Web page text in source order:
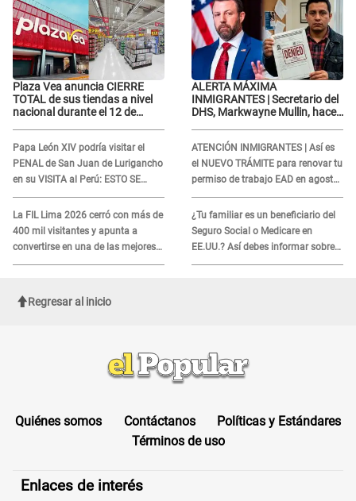
Plaza Vea anuncia CIERRE
TOTAL de sus tiendas a nivel
nacional durante el 12 de
Papa León XIV podría visitar el
PENAL de San Juan de Lurigancho
en su VISITA al Perú: ESTO SE
SABE
La FIL Lima 2026 cerró con más de
400 mil visitantes y apunta a
convertirse en una de las mejores
ferias de Latinoamérica
ALERTA MÁXIMA
INMIGRANTES | Secretario del
DHS, Markwayne Mullin, hace
ATENCIÓN INMIGRANTES | Así es
el NUEVO TRÁMITE para renovar tu
permiso de trabajo EAD en agosto
del 2026
¿Tu familiar es un beneficiario del
Seguro Social o Medicare en
EE.UU.? Así debes informar sobre
su muerte para EVITAR COBROS
Regresar al inicio
Quiénes somos Contáctanos
Políticas y Estándares
Términos de uso
Enlaces de interés